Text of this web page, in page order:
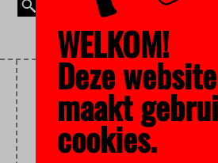
WELKOM!
Deze website
maakt
cookies.